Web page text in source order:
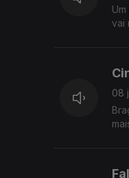
Um investimento
vai
08